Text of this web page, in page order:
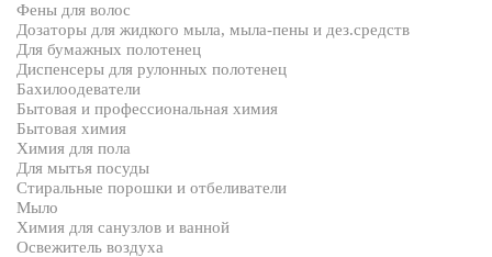
Фены для волос
Дозаторы для жидкого мыла, мыла-пены и дез.средств
Для бумажных полотенец
Диспенсеры для рулонных полотенец
Бахилоодеватели
Бытовая и профессиональная химия
Бытовая химия
Химия для пола
Для мытья посуды
Стиральные порошки и отбеливатели
Мыло
Химия для санузлов и ванной
Освежитель воздуха